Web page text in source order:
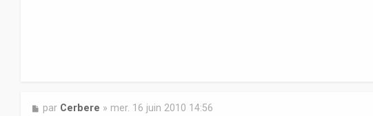
M
par Cerbere » mer. 16 juin 2010 14:56